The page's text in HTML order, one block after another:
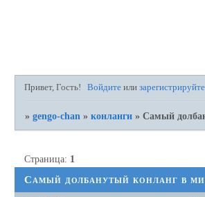
Привет, Гость! Войдите или
»gengo-chan »конланги »Самый
Самый долбанутый конланг в
Страница: 1